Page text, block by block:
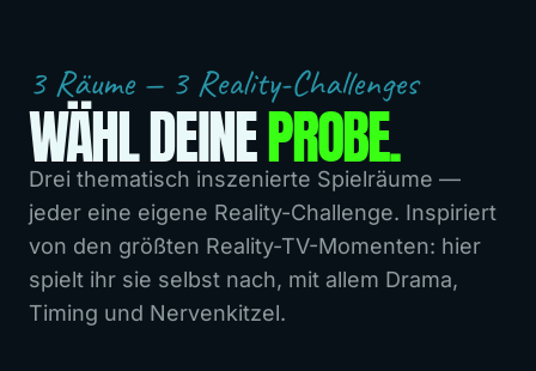
3 Räume — 3 Reality-Challenges
WÄHL DEINEPROBE.
Drei thematisch inszenierte Spielräume —
jeder eine eigene Reality-Challenge. Inspiriert
von den größten Reality-TV-Momenten: hier
spielt ihr sie selbst nach, mit allem Drama,
Timing und Nervenkitzel.